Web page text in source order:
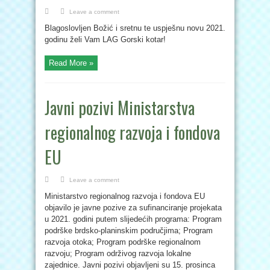
Leave a comment
Blagoslovljen Božić i sretnu te uspješnu novu 2021.
godinu želi Vam LAG Gorski kotar!
Read More »
Javni pozivi Ministarstva
regionalnog razvoja i fondova
EU
Leave a comment
Ministarstvo regionalnog razvoja i fondova EU
objavilo je javne pozive za sufinanciranje projekata
u 2021. godini putem slijedećih programa: Program
podrške brdsko-planinskim područjima; Program
razvoja otoka; Program podrške regionalnom
razvoju; Program održivog razvoja lokalne
zajednice. Javni pozivi objavljeni su 15. prosinca